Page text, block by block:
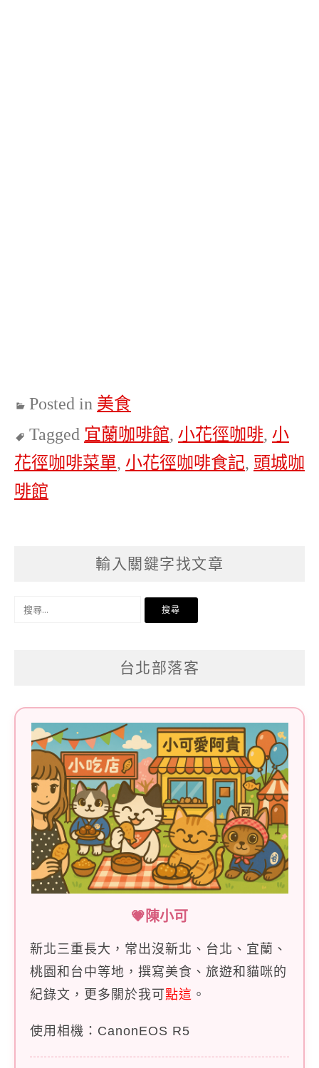
Posted in 美食
Tagged 宜蘭咖啡館, 小花徑咖啡, 小
花徑咖啡菜單, 小花徑咖啡食記, 頭城咖
啡館
輸入關鍵字找文章
搜
台北部落客
💗陳小可
新北三重長大，常出沒新北、台北、宜蘭、
桃園和台中等地，撰寫美食、旅遊和貓咪的
紀錄文，更多關於我可點這 。
使用相機：CanonEOS R5